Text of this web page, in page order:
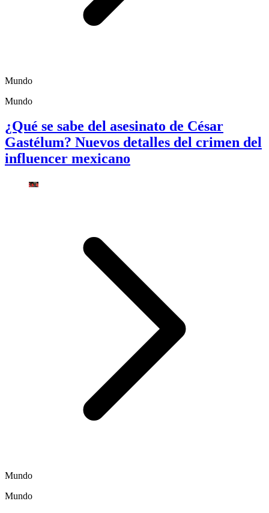
Mundo
Mundo
¿Qué se sabe del asesinato de César
Gastélum? Nuevos detalles del crimen del
influencer mexicano
Mundo
Mundo